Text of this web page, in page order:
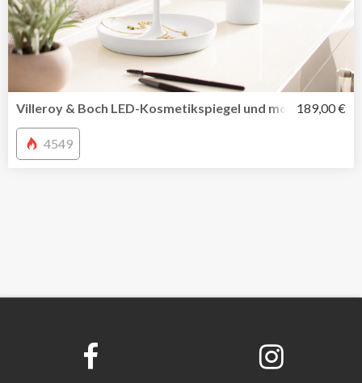
Villeroy & Boch LED-Kosmetikspiegel und mobile189,00 €
4549